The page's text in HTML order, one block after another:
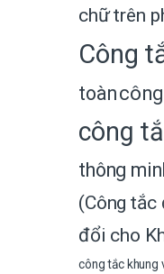
chữ trên
Công
toàn
công
thông
(Công tắc
đổi cho
công tắc khung